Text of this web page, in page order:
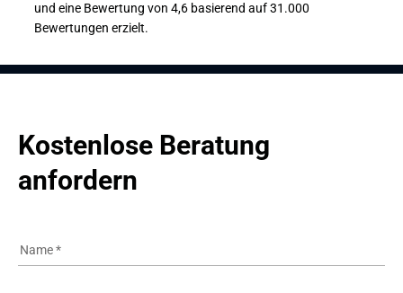
und eine Bewertung von 4,6 basierend auf 31.000
Bewertungen erzielt.
Kostenlose Beratung
anfordern
Name*